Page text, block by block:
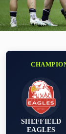
SHEFFIELD
EAGLES